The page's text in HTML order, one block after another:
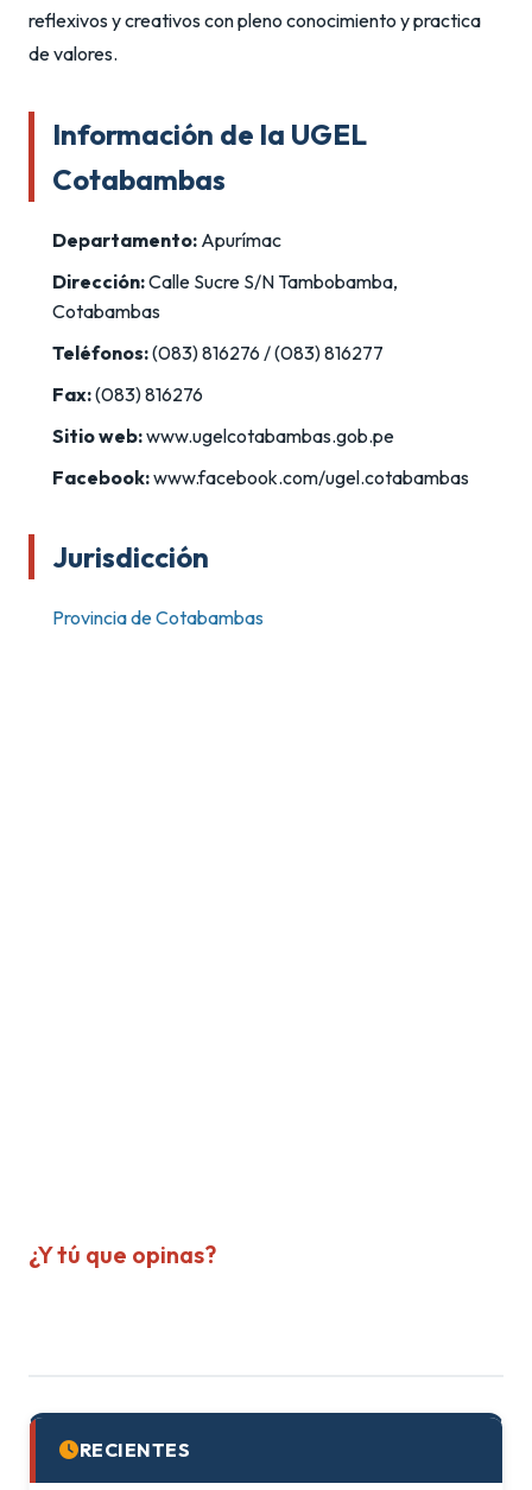
reflexivos y creativos con pleno conocimiento y practica
de valores.
Información de la UGEL
Cotabambas
Departamento: Apurímac
Dirección:Calle Sucre S/N Tambobamba,
Cotabambas
Teléfonos:(083) 816276 / (083) 816277
Fax:(083) 816276
Sitio web:www.ugelcotabambas.gob.pe
Facebook:www.facebook.com/ugel.cotabambas
Jurisdicción
Provincia de Cotabambas
¿Y tú que opinas?
RECIENTES